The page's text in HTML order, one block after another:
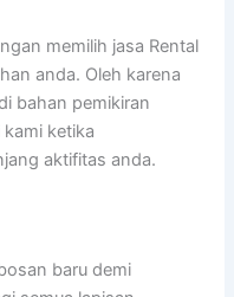
memilih jasa Rental
anda. Oleh karena
bahan pemikiran
ketika
aktifitas anda.
baru demi